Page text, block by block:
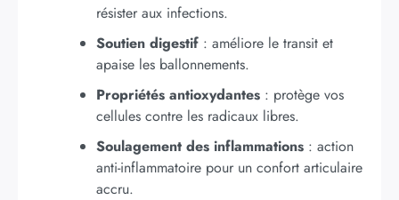
résister aux infections.
Soutien digestif : améliore le transit et
apaise les ballonnements.
Propriétés antioxydantes : protège vos
cellules contre les radicaux libres.
Soulagement des inflammations : action
anti-inflammatoire pour un confort articulaire
accru.